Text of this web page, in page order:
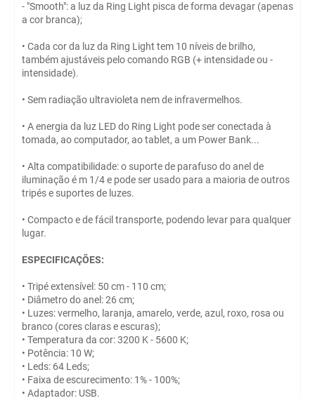
- "Smooth": a luz da Ring Light pisca de forma devagar (apenas
a cor branca);
• Cada cor da luz da Ring Light tem 10 níveis de brilho,
também ajustáveis pelo comando RGB (+ intensidade ou -
intensidade).
• Sem radiação ultravioleta nem de infravermelhos.
• A energia da luz LED do Ring Light pode ser conectada à
tomada, ao computador, ao tablet, a um Power Bank...
• Alta compatibilidade: o suporte de parafuso do anel de
iluminação é m 1/4 e pode ser usado para a maioria de outros
tripés e suportes de luzes.
• Compacto e de fácil transporte, podendo levar para qualquer
lugar.
ESPECIFICAÇÕES:
• Tripé extensível: 50 cm - 110 cm;
• Diâmetro do anel: 26 cm;
• Luzes: vermelho, laranja, amarelo, verde, azul, roxo, rosa ou
branco (cores claras e escuras);
• Temperatura da cor: 3200 K - 5600 K;
• Potência: 10 W;
• Leds: 64 Leds;
• Faixa de escurecimento: 1% - 100%;
• Adaptador: USB.